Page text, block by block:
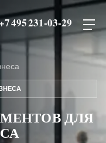
495 231-03-29
ДЛЯ